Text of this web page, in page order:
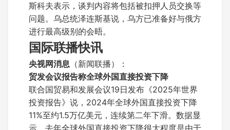
斯科夫表示，谈判内容将包括被扣押人员交换等
问题。乌总统泽连斯基说，乌方已准备好与俄方
进行最高级别的会晤。
国际联播快讯
央视网消息 （新闻联播）：
贸发会议报告称全球外国直接投资下降
联合国贸易和发展会议19日发布《2025年世界
投资报告》说，2024年全球外国直接投资下降
11%至约1.5万亿美元，连续第二年下滑。数据显
示，去年全球外国直接投资下降很大程度是由于